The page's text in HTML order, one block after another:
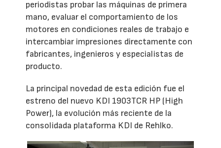
periodistas probar las máquinas de primera
mano, evaluar el comportamiento de los
motores en condiciones reales de trabajo e
intercambiar impresiones directamente con
fabricantes, ingenieros y especialistas de
producto.
La principal novedad de esta edición fue el
estreno del nuevo KDI 1903TCR HP (High
Power), la evolución más reciente de la
consolidada plataforma KDI de Rehlko.